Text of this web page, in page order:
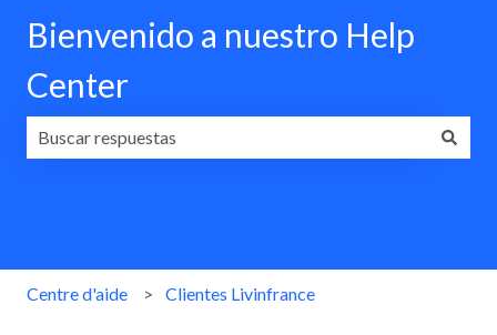
Bienvenido a nuestro Help
Center
Centre d'aide Clientes Livinfrance